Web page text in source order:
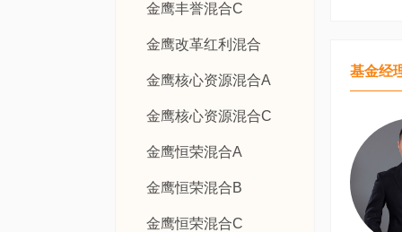
金鹰丰誉混合C
金鹰改革红利混合
金鹰核心资源混合A
金鹰核心资源混合C
金鹰恒荣混合A
金鹰恒荣混合B
金鹰恒荣混合C
基金经